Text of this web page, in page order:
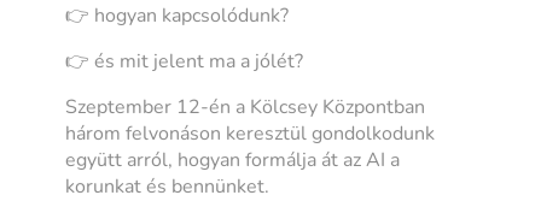
👉 hogyan kapcsolódunk?
👉 és mit jelent ma a jólét?
Szeptember 12-én a Kölcsey Központban
három felvonáson keresztül gondolkodunk
együtt arról, hogyan formálja át az AI a
korunkat és bennünket.